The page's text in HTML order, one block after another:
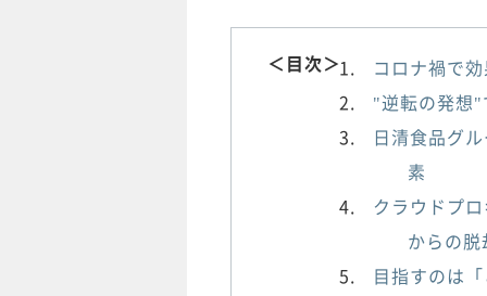
＜目次＞
コロナ禍で
"逆転の発想"
日清食品グ
素
クラウドプ
からの脱
目指すのは